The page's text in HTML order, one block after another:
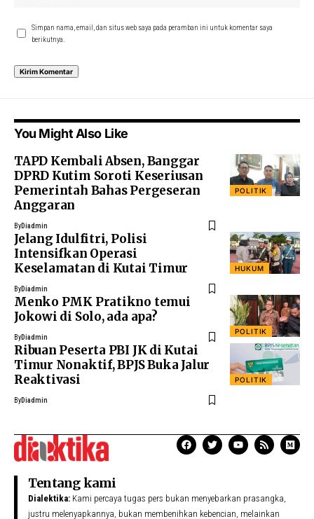
Simpan nama, email, dan situs web saya pada peramban ini untuk komentar saya
berikutnya.
You Might Also Like
POLITIK
TAPD Kembali Absen, Banggar
DPRD Kutim Soroti Keseriusan
Pemerintah Bahas Pergeseran
Anggaran
ByDiadmin
HUKUM
Jelang Idulfitri, Polisi
Intensifkan Operasi
Keselamatan di Kutai Timur
ByDiadmin
POLITIK
Menko PMK Pratikno temui
Jokowi di Solo, ada apa?
ByDiadmin
POLITIK
Ribuan Peserta PBI JK di Kutai
Timur Nonaktif, BPJS Buka Jalur
Reaktivasi
ByDiadmin
Tentang kami
Dialektika: Kami percaya tugas pers bukan menyebarkan prasangka,
justru melenyapkannya, bukan membenihkan kebencian, melainkan